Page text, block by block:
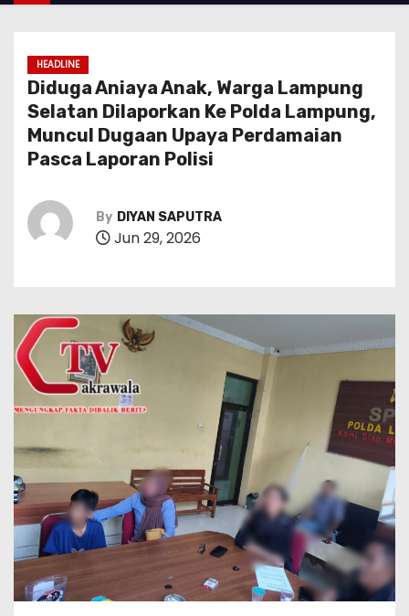
HEADLINE
Diduga Aniaya Anak, Warga Lampung
Selatan Dilaporkan Ke Polda Lampung,
Muncul Dugaan Upaya Perdamaian
Pasca Laporan Polisi
By DIYAN SAPUTRA
Jun 29, 2026